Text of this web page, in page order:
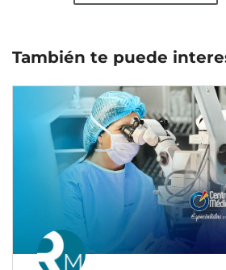
También te puede
PagePagePagePage